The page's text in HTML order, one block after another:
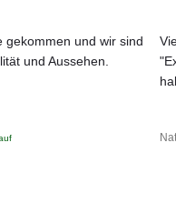
sind aus
Handkurbel. Der
Seiten um 54° in 18°-
Bodenverankerungen einer
gekommen und wir sind
und Aussehen.